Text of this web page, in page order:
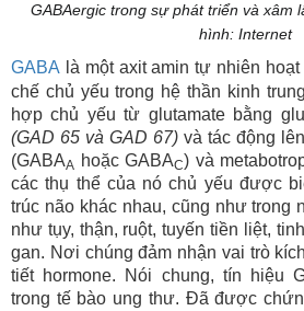
GABAergic trong sự phát triển và xâm
hình: Internet
GABA là một axit amin tự nhiên
chế chủ yếu trong hệ thần kinh
hợp chủ yếu từ glutamate bằng
(GAD 65 và GAD 67) và tác động
(GABAA hoặc GABAC) và
các thụ thể của nó chủ yếu được
trúc não khác nhau, cũng như trong
như tụy, thận, ruột, tuyến tiền liệt,
gan. Nơi chúng đảm nhận vai trò
tiết hormone. Nói chung, tín hiệu
trong tế bào ung thư. Đã được